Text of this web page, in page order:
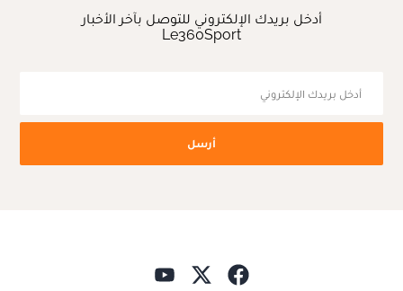
أدخل بريدك الإلكتروني للتوصل بآخر الأخبار
Le360Sport
أرسل